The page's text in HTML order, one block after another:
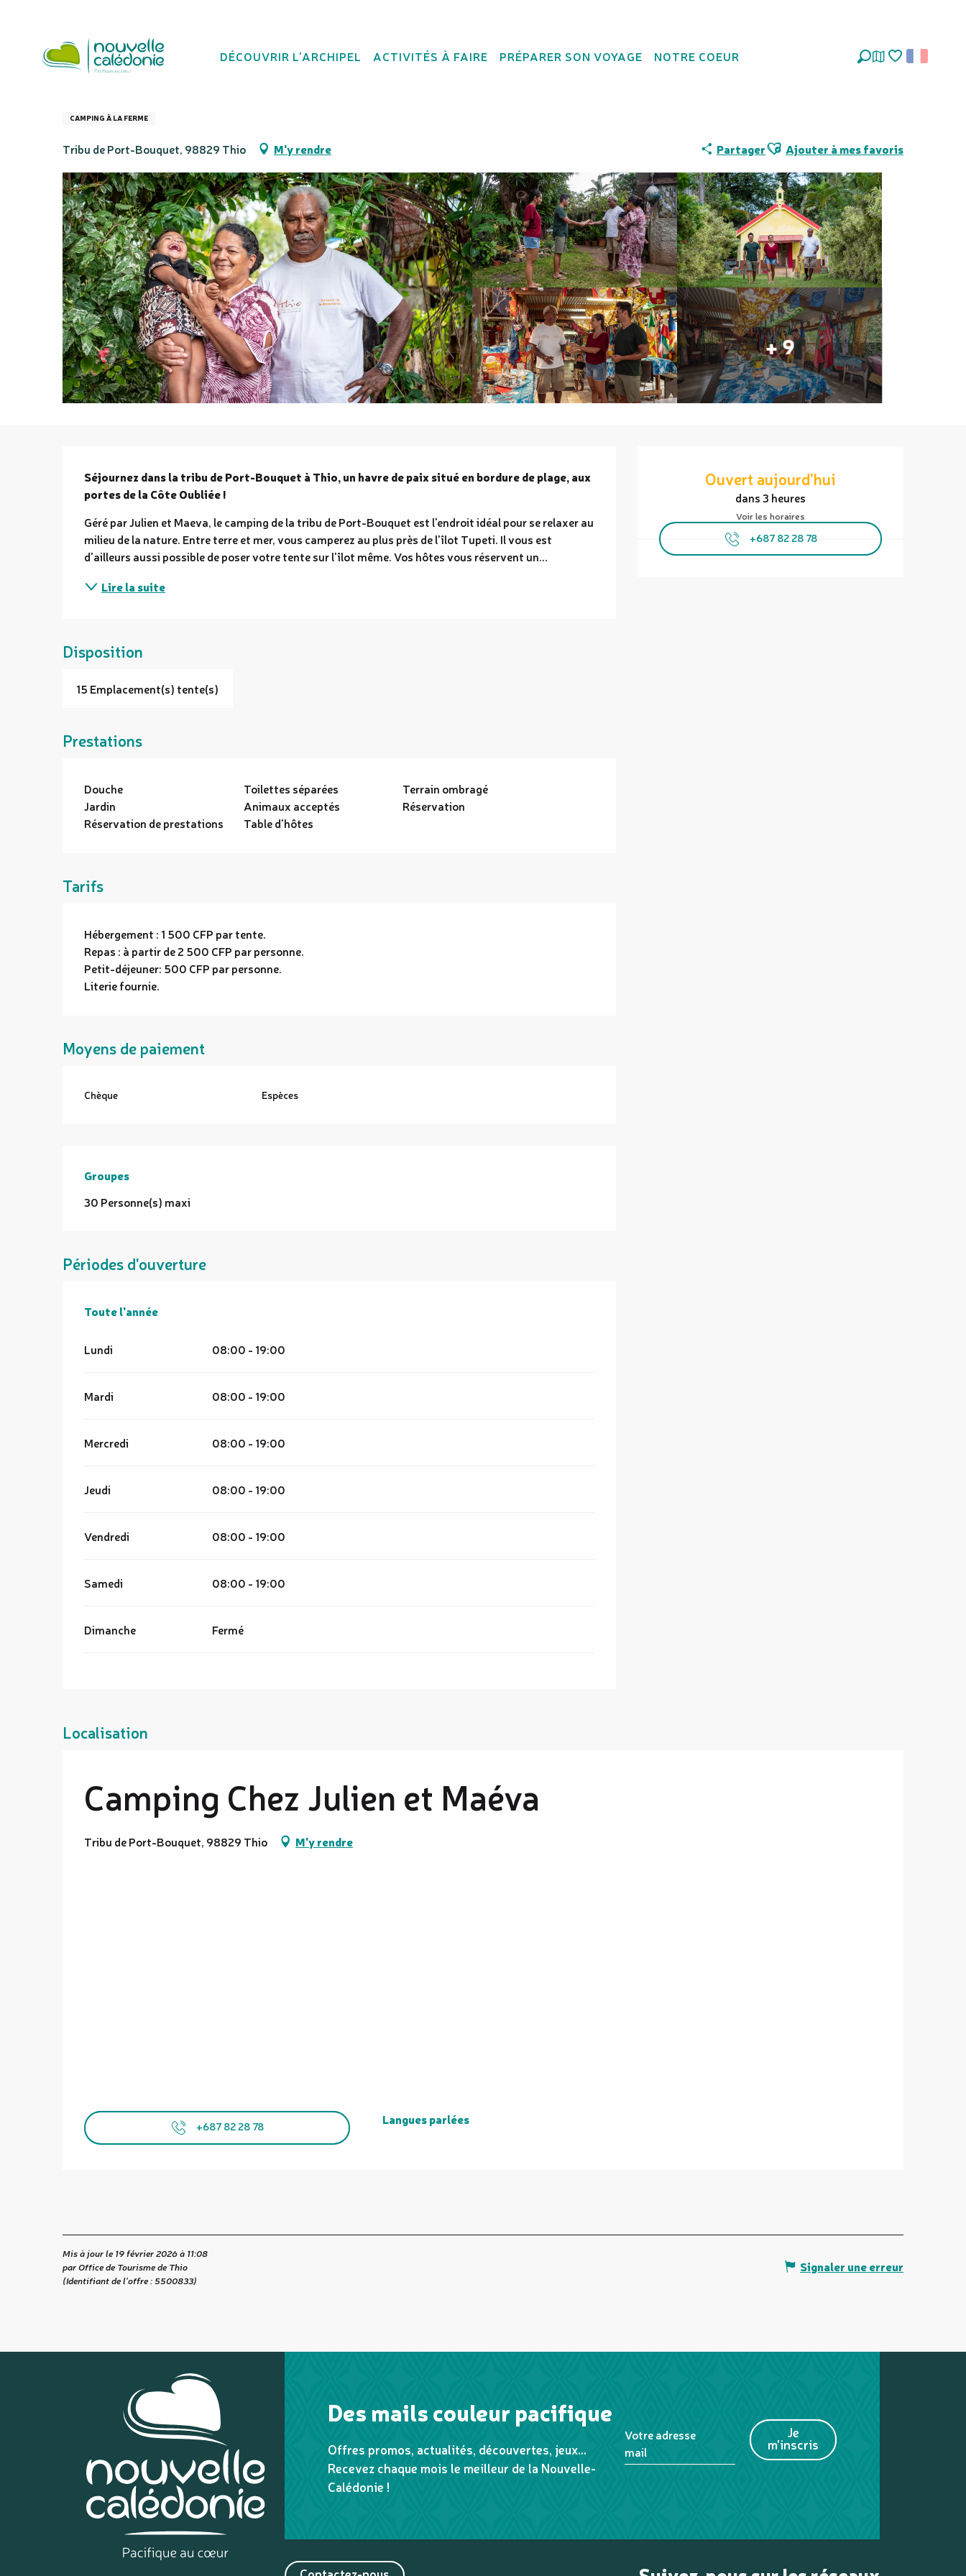
principal
DÉCOUVRIR L'ARCHIPEL ACTIVITÉS À FAIRE PRÉPARER SON VOYAGE NOTRE COEUR
Camping Chez Julien et Maéva
CAMPING À LA FERME
Tribu de Port-Bouquet, 98829 Thio M'y rendre PartagerAjouter aux favoris
Ajouter à mes favoris
+ 9
Ouvert aujourd'hui
dans 3 heures
Voir les horaires
+687 82 28 78
Description
Séjournez dans la tribu de Port-Bouquet à Thio, un havre de paix situé en bordure de plage, aux
portes de la Côte Oubliée !
Géré par Julien et Maeva, le camping de la tribu de Port-Bouquet est l'endroit idéal pour se relaxer au
milieu de la nature. Entre terre et mer, vous camperez au plus près de l'îlot Tupeti. Il vous est
d'ailleurs aussi possible de poser votre tente sur l'îlot même. Vos hôtes vous réservent un...
Lire la suite
Disposition
15 Emplacement(s) tente(s)
Prestations
Douche Toilettes séparées
Terrain ombragé
Jardin
Animaux acceptés
Réservation
Réservation de prestations
Table d'hôtes
Tarifs
Hébergement : 1 500 CFP par tente.
Repas : à partir de 2 500 CFP par personne.
Petit-déjeuner: 500 CFP par personne.
Literie fournie.
Moyens de paiement
Chèque Espèces
Groupes
Groupes
30 Personne(s) maxi
Périodes d'ouverture
Toute l'année
Toute l'année
Lundi 08:00 - 19:00
Mardi 08:00 - 19:00
Mercredi 08:00 - 19:00
Jeudi 08:00 - 19:00
Vendredi 08:00 - 19:00
Samedi 08:00 - 19:00
Dimanche Fermé
Localisation
Camping Chez Julien et Maéva
Tribu de Port-Bouquet, 98829 Thio M'y rendre
+687 82 28 78 Langues parlées
Langues parlées
Mis à jour le 19 février 2026 à 11:08
par Office de Tourisme de Thio
(Identifiant de l'offre :5500833)
Signaler une erreur
Des mails couleur pacifique
Offres promos, actualités, découvertes, jeux...
Recevez chaque mois le meilleur de la Nouvelle-
Calédonie !
Votre adresse
mail
Je
m'inscris